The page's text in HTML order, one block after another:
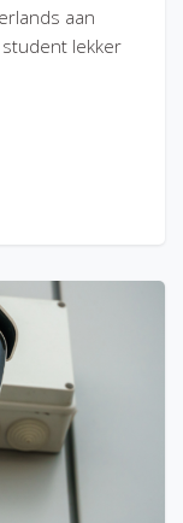
aan
lekker